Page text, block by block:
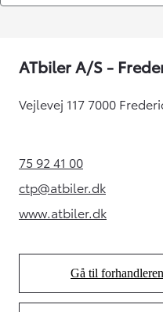
ATbiler A/S -
Vejlevej 117 7000
75 92 41 00(Opens in new tab)
ctp@atbiler.dk
(Opens in new
www.atbiler.dk
(Opens in new
Gå til